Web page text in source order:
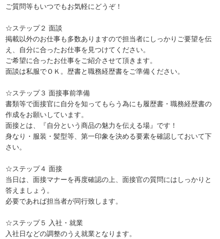
ご質問等もいつでもお気軽にどうぞ！
☆ステップ２ 面談
掲載以外のお仕事も多数ありますので担当者にしっかりご要望を伝
え、自分に合ったお仕事を見つけてください。
ご希望に合ったお仕事をご紹介させて頂きます。
面談は私服でＯＫ。歴書と職務経歴書をご準備ください。
☆ステップ３ 面接事前準備
書類等で面接官に自分を知ってもらう為にも履歴書・職務経歴書の
作成をお願いしています。
面接とは、『自分という商品の魅力を伝える場』です！
身なり・服装・髪型等、第一印象を決める要素を確認しておいて下
さい。
☆ステップ４ 面接
当日は、面接マナーを再度確認の上、面接官の質問にはしっかりと
答えましょう。
必要であれば担当者が同行致します。
☆ステップ５ 入社・就業
入社日などの調整のうえ就業となります。